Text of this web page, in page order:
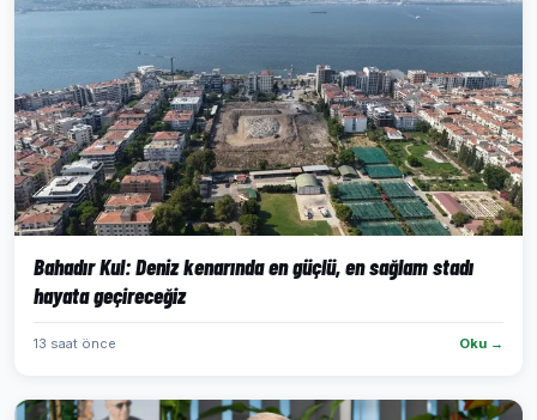
Bahadır Kul: Deniz kenarında en güçlü, en sağlam stadı
hayata geçireceğiz
13 saat önce Oku →